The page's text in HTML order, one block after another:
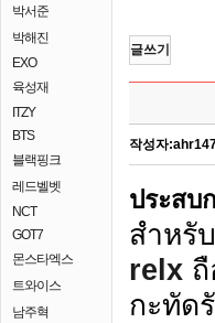
박서준
박해진
EXO
육성재
ITZY
BTS
블랙핑크
레드벨벳
NCT
GOT7
몬스타엑스
트와이스
남주혁
글쓰기
작성자:
ประสบ
สำหรั
relx
กะทัด